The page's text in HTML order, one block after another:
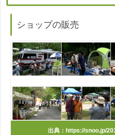
ショップの販売
出典：https://snoo.jp/